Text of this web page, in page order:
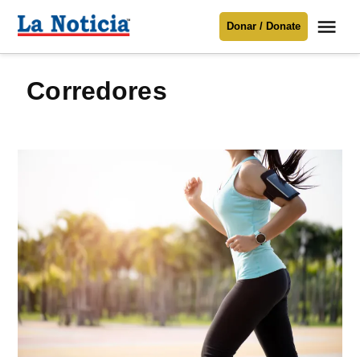
Para mantenerte informado necesitamos
contenido
Noticia
Donar / Donate
corredores